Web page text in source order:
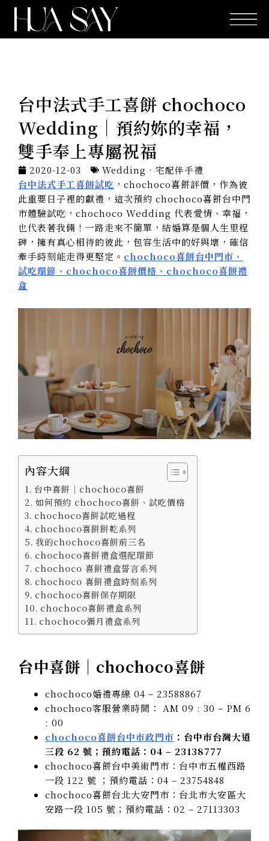
台中法式手工喜餅 chochoco
Wedding｜預約妳的幸福，
雙手奉上專屬祝福
2020-12-03
Wedding · 宅配伴手禮
台中法式手工喜餅試吃 ，chochoco喜餅評價，作為彼
此重要日子裡的獻禮，這次預約 chochoco喜餅台中門
市體驗試吃，chochoco Wedding 代表愛情、幸福，
也代表著我倆！一路走來不簡單，結婚算是個人生里程
碑，擁有真心相待的彼此，包容生活中的好與壞，確信
牽手時刻能走得更堅定。 chochoco喜餅台中門市、
試吃環節、chochoco喜餅價格、chochoco喜餅禮
盒
內容大綱
台中喜餅｜chochoco喜餅
如何預約 chochoco喜餅、試吃價格
chochoco喜餅試吃過程
chochoco喜餅餅乾系列
我的chochoco喜餅前三名
chochoco喜餅禮盒選配環節
chochoco 喜餅禮盒誓言系列
chochoco 喜餅禮盒時刻系列
chochoco喜餅保存期限
chochoco喜餅禮盒系列
chochoco彌月禮盒系列
台中喜餅｜chochoco喜餅
chochoco婚禮專線 04 – 23588867
chochoco客服營業時間： AM 09 : 30 – PM 6
: 00
chochoco喜餅台中市政門市 ：台中市台灣大道
三段 62 號；預約電話：04 – 23138777
chochoco喜餅台中美術門市：台中市五權西路
一段 122 號 ；預約電話：04 – 23754848
chochoco喜餅台北大安門市：台北市大安區大
安路一段 105 號；預約電話：02 – 27113303